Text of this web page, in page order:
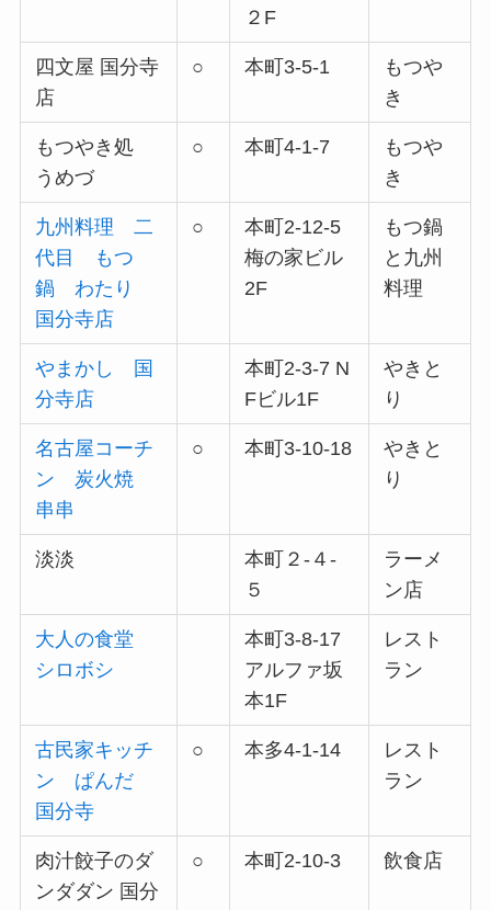
２F
四文屋 国分寺
店
○ 本町3-5-1
もつや
き
もつやき処
うめづ
○ 本町4-1-7
もつや
き
九州料理 二
代目 もつ
鍋 わたり
国分寺店
○
本町2-12-5
梅の家ビル
2F
もつ鍋
と九州
料理
やまかし 国
分寺店
本町2-3-7 N
Fビル1F
やきと
り
名古屋コーチ
ン 炭火焼
串串
○ 本町3-10-18
やきと
り
淡淡
本町２-４-
５
ラーメ
ン店
大人の食堂
シロボシ
本町3-8-17
アルファ坂
本1F
レスト
ラン
古民家キッチ
ン ぱんだ
国分寺
○ 本多4-1-14
レスト
ラン
肉汁餃子のダ
ンダダン 国分
○ 本町2-10-3 飲食店